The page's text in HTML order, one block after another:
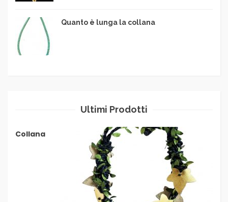
Quanto è lunga la collana
Ultimi Prodotti
Collana